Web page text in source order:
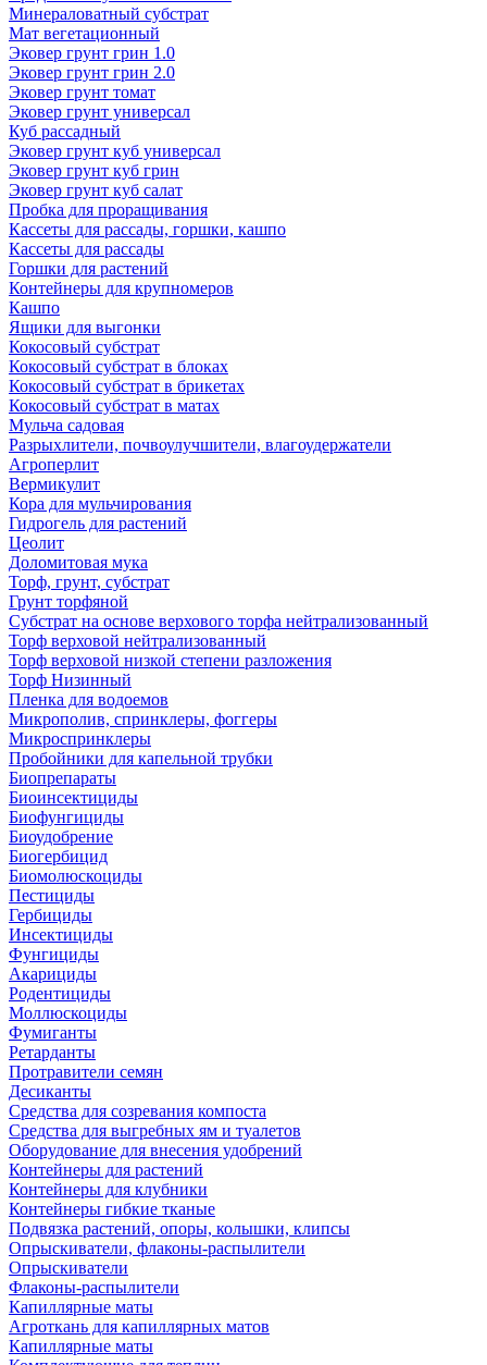
Минераловатный субстрат
Мат вегетационный
Эковер грунт грин 1.0
Эковер грунт грин 2.0
Эковер грунт томат
Эковер грунт универсал
Куб рассадный
Эковер грунт куб универсал
Эковер грунт куб грин
Эковер грунт куб салат
Пробка для проращивания
Кассеты для рассады, горшки, кашпо
Кассеты для рассады
Горшки для растений
Контейнеры для крупномеров
Кашпо
Ящики для выгонки
Кокосовый субстрат
Кокосовый субстрат в блоках
Кокосовый субстрат в брикетах
Кокосовый субстрат в матах
Мульча садовая
Разрыхлители, почвоулучшители, влагоудержатели
Агроперлит
Вермикулит
Кора для мульчирования
Гидрогель для растений
Цеолит
Доломитовая мука
Торф, грунт, субстрат
Грунт торфяной
Субстрат на основе верхового торфа нейтрализованный
Торф верховой нейтрализованный
Торф верховой низкой степени разложения
Торф Низинный
Пленка для водоемов
Микрополив, спринклеры, фоггеры
Микроспринклеры
Пробойники для капельной трубки
Биопрепараты
Биоинсектициды
Биофунгициды
Биоудобрение
Биогербицид
Биомолюскоциды
Пестициды
Гербициды
Инсектициды
Фунгициды
Акарициды
Родентициды
Моллюскоциды
Фумиганты
Ретарданты
Протравители семян
Десиканты
Средства для созревания компоста
Средства для выгребных ям и туалетов
Оборудование для внесения удобрений
Контейнеры для растений
Контейнеры для клубники
Контейнеры гибкие тканые
Подвязка растений, опоры, колышки, клипсы
Опрыскиватели, флаконы-распылители
Опрыскиватели
Флаконы-распылители
Капиллярные маты
Агроткань для капиллярных матов
Капиллярные маты